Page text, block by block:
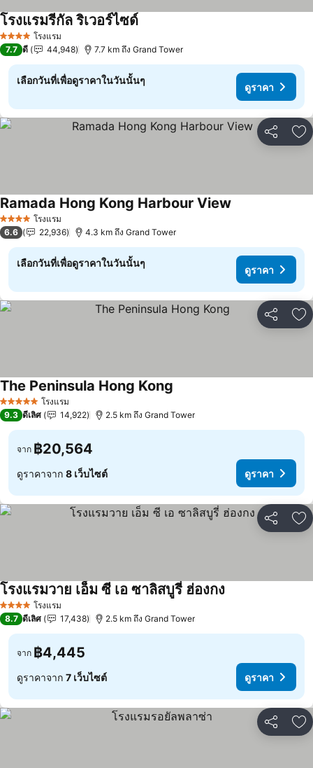
4 ดาว โรงแรม
โรงแรมรีกัล ริเวอร์ไซด์ดูราคา
7.7 ดี 44,948 7.7 km ถึง Grand Tower
เลือกวันที่เพื่อดูราคาในวันนั้นๆ
ดูราคา
แชร์ เ
4 ดาว โรงแรม
Ramada Hong Kong Harbour View
6.6 22,936 4.3 km ถึง Grand Tower
เลือกวันที่เพื่อดูราคาในวันนั้นๆ
ดูราคา
แชร์ เ
5 ดาว โรงแรม
The Peninsula Hong Kong
9.3 ดีเลิศ 14,922 2.5 km ถึง Grand Tower
จาก ฿20,564
ดูราคาจาก 8 เว็บไซต์ ดูราคา
แชร์ เ
4 ดาว โรงแรม
โรงแรมวาย เอ็ม ซี เอ ซาลิสบูรี่ ฮ่องกง
8.7 ดีเลิศ 17,438 2.5 km ถึง Grand Tower
จาก ฿4,445
ดูราคาจาก 7 เว็บไซต์ ดูราคา
แชร์ เ